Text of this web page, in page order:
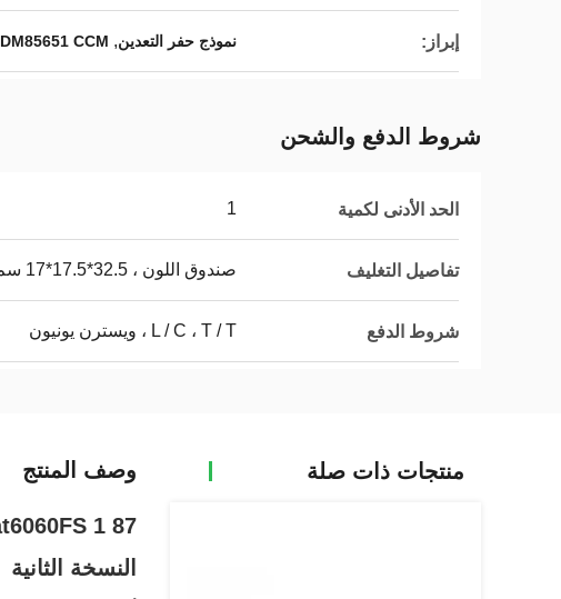
إبراز: نموذج حفر التعدين, DM85651 CCM سبيكة جمعية
شروط الدفع والشحن
الحد الأدنى لكمية 1
تفاصيل التغليف صندوق اللون ، 32.5*17.5*17 سم ، 2.5 كجم
شروط الدفع L / C ، T / T ، ويسترن يونيون
منتجات ذات صلة وصف المنتج
النسخة الثانية